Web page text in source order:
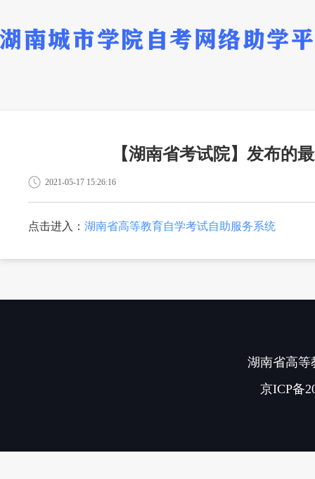
【湖南省考试院】发布的
2021-05-17 15:26:16
点击进入： 湖南省高等教育自学考试自助服务系统
湖南省高等
京ICP备